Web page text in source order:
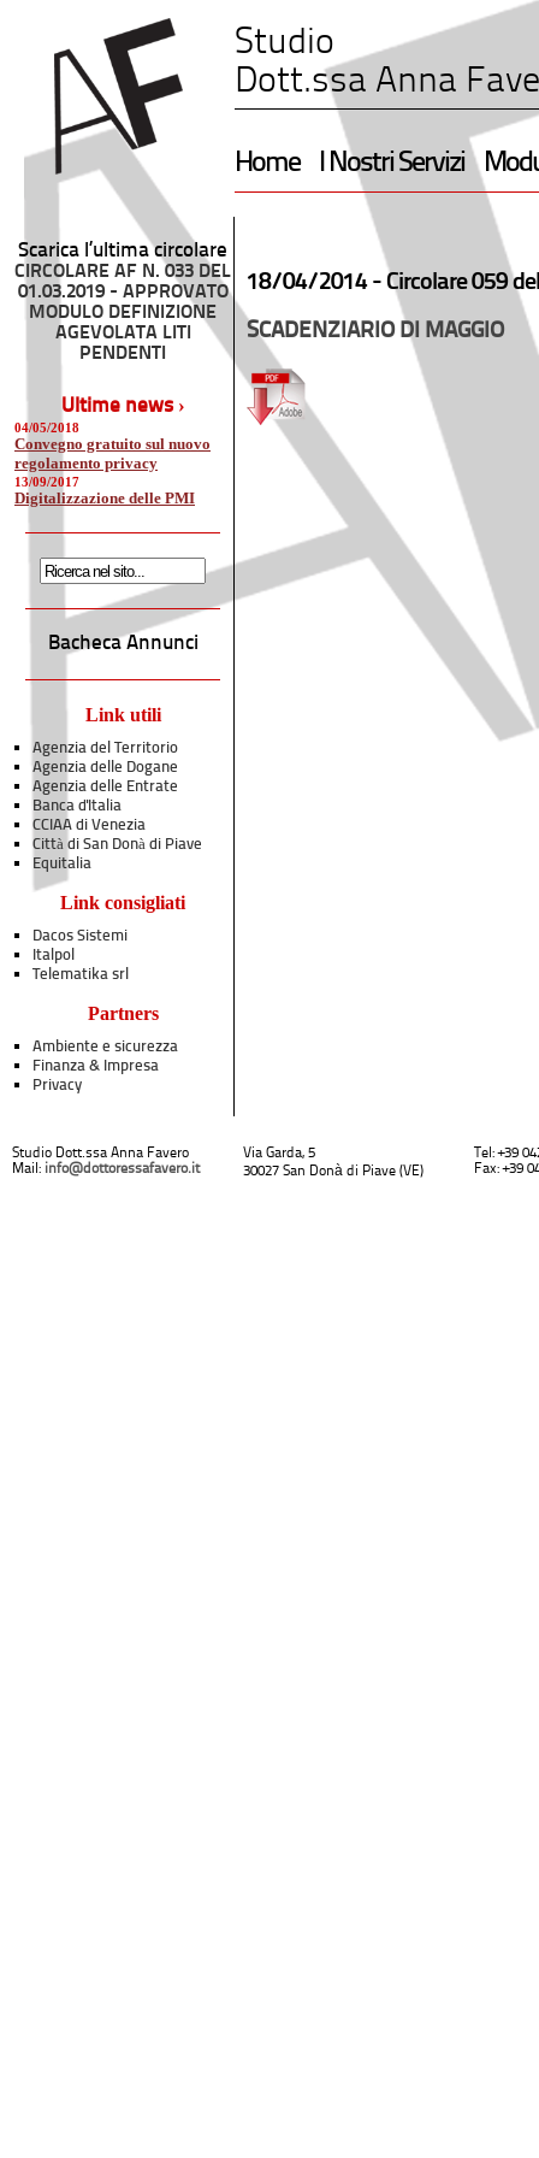
Studio
Dott.ssa Anna
Home I Nostri Servizi
Scarica l’ultima circolare
CIRCOLARE AF N. 033 DEL
01.03.2019 - APPROVATO
MODULO DEFINIZIONE
AGEVOLATA LITI
PENDENTI
Ultime news ›
04/05/2018
Convegno gratuito sul nuovo
regolamento privacy
13/09/2017
Digitalizzazione delle PMI
Bacheca Annunci
Link utili
Agenzia del Territorio
Agenzia delle Dogane
Agenzia delle Entrate
Banca d'Italia
CCIAA di Venezia
Città di San Donà di Piave
Equitalia
Link consigliati
Dacos Sistemi
Italpol
Telematika srl
Partners
Ambiente e sicurezza
Finanza & Impresa
Privacy
18/04/2014 - Circolare 059
SCADENZIARIO DI MAGGIO
Studio Dott.ssa Anna Favero
Mail: info@dottoressafavero.it
Via Garda, 5
30027 San Donà di Piave (VE)
Tel: +39
Fax: +39